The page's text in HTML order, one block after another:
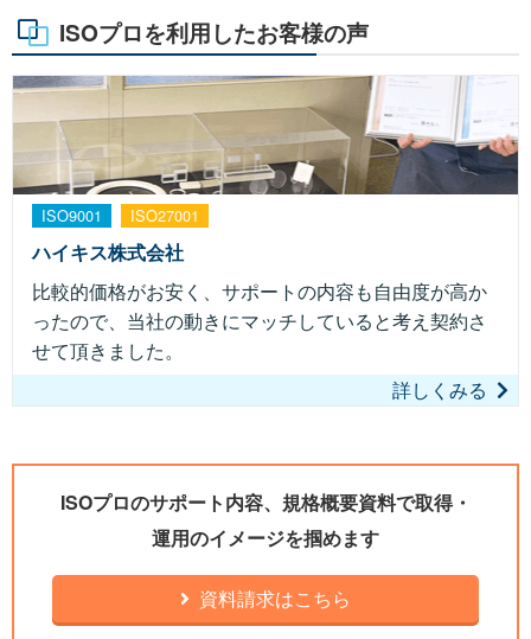
ISOプロを利用したお客様の声
ISO9001 ISO27001
ハイキス株式会社
比較的価格がお安く、サポートの内容も自由度が高か
ったので、当社の動きにマッチしていると考え契約さ
せて頂きました。
詳しくみる
ISOプロのサポート内容、規格概要資料で取得・
運用のイメージを掴めます
資料請求はこちら